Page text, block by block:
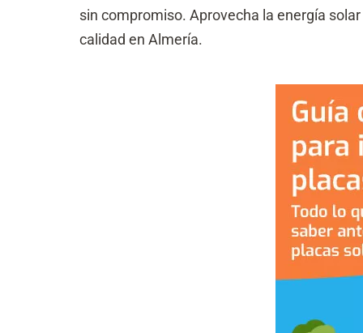
sin compromiso. Aprovecha la energía
calidad en Almería.